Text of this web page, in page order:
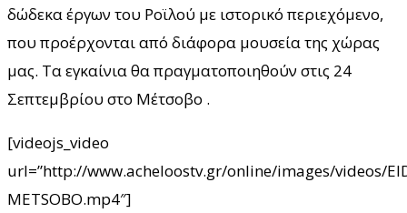
δώδεκα έργων του Ροϊλού με ιστορικό περιεχόμενο,
που προέρχονται από διάφορα μουσεία της χώρας
μας. Τα εγκαίνια θα πραγματοποιηθούν στις 24
Σεπτεμβρίου στο Μέτσοβο .
[videojs_video
url=”http://www.acheloostv.gr/online/images/videos/
METSOBO.mp4″]